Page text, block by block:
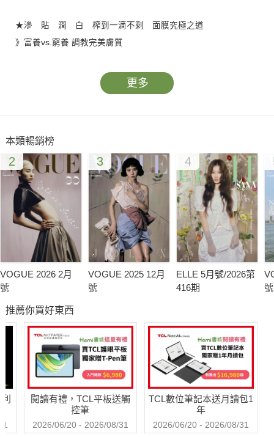
★滲 貼 潤 白 榨到一滴不剩 面膜究極之道
》富養vs.窮養 調教完美膚質
》底妝能感光，才叫威！ISO系飾底乳 強化美肌的感光力
》一、ㄟ、ㄑ 注音文眼線 施展「活化表情」的魔法
》真潮，還假潮 時尚品味診斷書
★Other
》Office按摩 腰酸背痛3分鐘OUT
★本期加贈 「母親節勝利報」保證買得滿意不吃虧!
更多
本類暢銷榜
2
VOGUE 2026 2月
號
3
VOGUE 2025 12月
號
4
ELLE 5月號/2026第
416期
號
推薦你買好東西
閱讀有禮，TCL平板送觸
控筆
2026/06/20 - 2026/08/31
TCL數位筆記本送月讀包1
年
2026/06/20 - 2026/08/31